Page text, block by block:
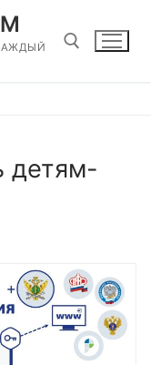
детям-